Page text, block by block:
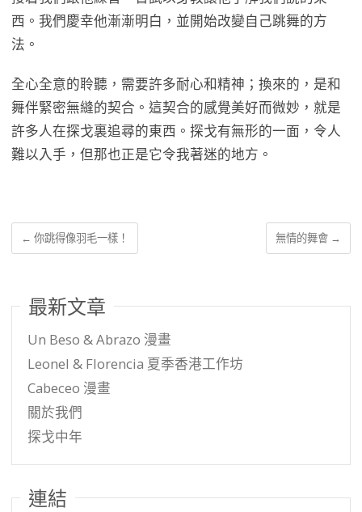
西。我們慶幸他漸漸明白，並開始改變自己跳舞的方
法。
全心全意的聆聽，需要許多耐心和精神；換來的，是和
舞伴緊密無縫的契合。這契合的感覺美好而微妙，就是
許多人在探戈裏追尋的東西。探戈有無形的一面，令人
難以入手，但那也正是它令我著迷的地方。
← 你跳得像羽毛一樣！ 無情的舞會 →
最新文章
Un Beso & Abrazo 漫畫
Leonel & Florencia 夏季香港工作坊
Cabeceo 漫畫
關於我們
探戈中年
連結